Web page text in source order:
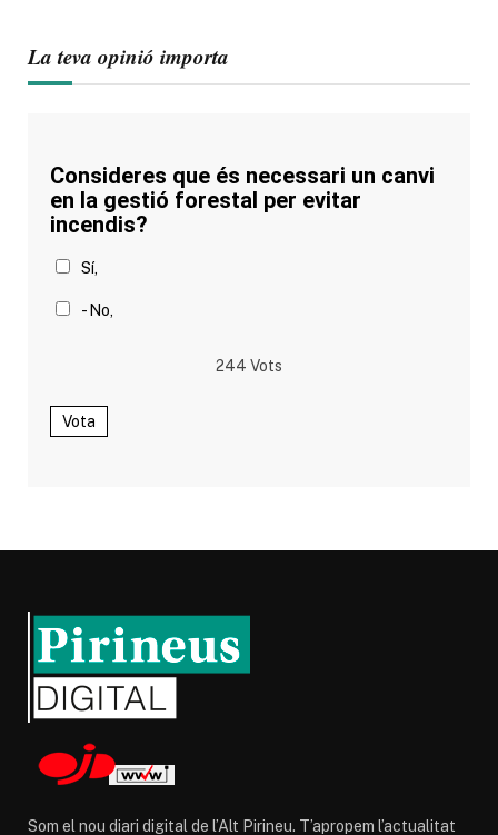
La teva opinió importa
Consideres que és necessari un canvi
en la gestió forestal per evitar
incendis?
Sí,
- No,
244 Vots
Vota
Som el nou diari digital de l’Alt Pirineu. T’apropem l’actualitat